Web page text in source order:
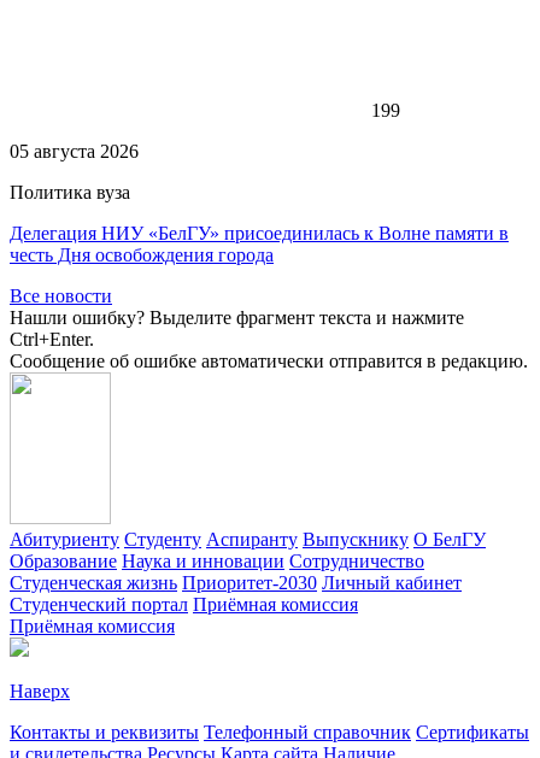
199
05 августа 2026
Политика вуза
Делегация НИУ «БелГУ» присоединилась к Волне памяти в
честь Дня освобождения города
Все новости
Нашли ошибку? Выделите фрагмент текста и нажмите
Ctrl+Enter.
Сообщение об ошибке автоматически отправится в редакцию.
Абитуриенту Студенту Аспиранту Выпускнику О БелГУ
Образование Наука и инновации Сотрудничество
Студенческая жизнь Приоритет-2030 Личный кабинет
Студенческий портал Приёмная комиссия
Приёмная комиссия
Наверх
Контакты и реквизиты Телефонный справочник Сертификаты
и свидетельства Ресурсы Карта сайта Наличие